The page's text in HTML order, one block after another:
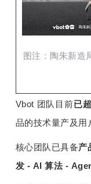
图注：陶朱新造
Vbot 团队目前已
品的技术量产及用
核心团队 已具备产
发 - AI 算法 -